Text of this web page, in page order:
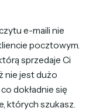
e-maili nie
pocztowym.
sprzedaje Ci
nie jest dużo
dokładnie się
których szukasz.